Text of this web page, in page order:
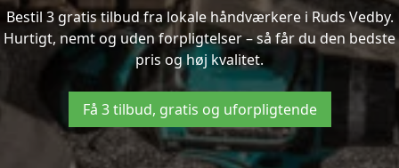
Bestil 3 gratis tilbud fra lokale håndværkere i Ruds Vedby.
Hurtigt, nemt og uden forpligtelser – så får du den bedste
pris og høj kvalitet.
Få 3 tilbud, gratis og uforpligtende